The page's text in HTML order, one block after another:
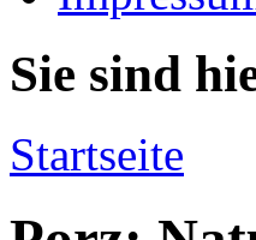
Sie sind
Startseite